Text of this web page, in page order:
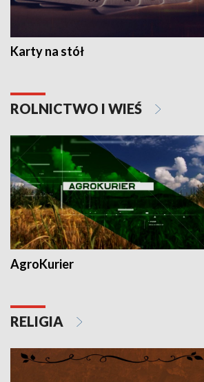
Karty na stół
ROLNICTWO I WIEŚ
AgroKurier
RELIGIA